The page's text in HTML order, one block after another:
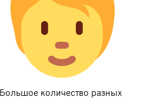
Большое количество разных